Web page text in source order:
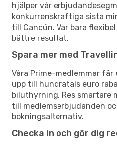
hjälper vår
konkurrenskraftiga sista
till Cancún. Var bara
bättre resultat.
Spara mer med
Våra Prime-medlemmar får
upp till hundratals euro
biluthyrning. Res smartare
till medlemserbjudanden
bokningsalternativ.
Checka in och gör dig